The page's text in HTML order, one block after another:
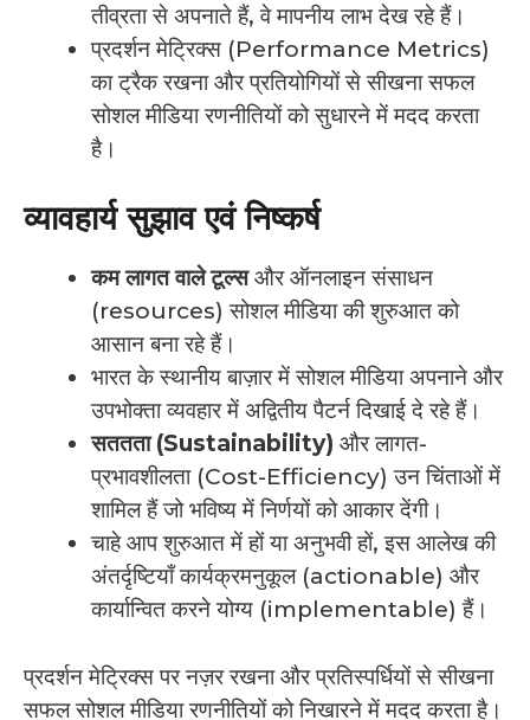
तीव्रता से अपनाते हैं, वे मापनीय लाभ देख रहे हैं।
प्रदर्शन मेट्रिक्स (Performance Metrics)
का ट्रैक रखना और प्रतियोगियों से सीखना सफल
सोशल मीडिया रणनीतियों को सुधारने में मदद करता
है।
व्यावहार्य सुझाव एवं निष्कर्ष
कम लागत वाले टूल्सऔर ऑनलाइन संसाधन
(resources) सोशल मीडिया की शुरुआत को
आसान बना रहे हैं।
भारत के स्थानीय बाज़ार में सोशल मीडिया अपनाने और
उपभोक्ता व्यवहार में अद्वितीय पैटर्न दिखाई दे रहे हैं।
सततता (Sustainability) और लागत-
प्रभावशीलता (Cost-Efficiency) उन चिंताओं में
शामिल हैं जो भविष्य में निर्णयों को आकार देंगी।
चाहे आप शुरुआत में हों या अनुभवी हों, इस आलेख की
अंतर्दृष्टियाँ कार्यक्रमनुकूल (actionable) और
कार्यान्वित करने योग्य (implementable) हैं।
प्रदर्शन मेट्रिक्स पर नज़र रखना और प्रतिस्पर्धियों से सीखना
सफल सोशल मीडिया रणनीतियों को निखारने में मदद करता है।